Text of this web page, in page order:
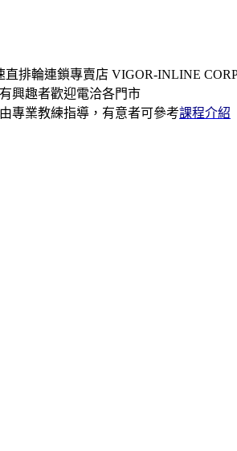
直排輪連鎖專賣店 VIGOR-INLINE
興趣者歡迎電洽各門市
專業教練指導，有意者可參考課程介紹